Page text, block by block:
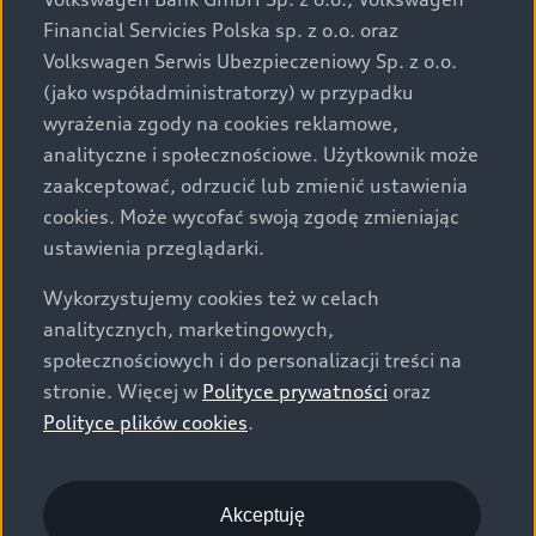
za dopłatą. Wiążące ustalenie ceny, wyposażenia i
specyfikacji pojazdu następują w umowie sprzedaży, a
określenie parametrów technicznych zawiera
świadectwo homologacji typu pojazdu. Zastrzegamy
sobie prawo do zmian i pomyłek. Wszelkie informacje
prezentowane na stronie są aktualne na dzień ich
zamieszczania. W celu uzyskania najnowszych
informacji prosimy kontaktować się z Partnerem Marki
Audi.
Wszystkie produkowane obecnie samochody marki Audi
są wykonywane z materiałów spełniających pod
względem możliwości odzysku i recyklingu wymagania
określone w normie ISO 22628 i są zgodne z
europejskimi świadectwami homologacji wydanymi wg
o.o. podlega obowiązkowi zapewnienia wszystkim
użytkownikom samochodów marki Volkswagen sieci
Financial Servicies Polska sp. z o.o. oraz
Volkswagen Serwis Ubezpieczeniowy Sp. z o.o.
(jako współadministratorzy) w przypadku
wyrażenia zgody na cookies reklamowe,
analityczne i społecznościowe. Użytkownik może
zaakceptować, odrzucić lub zmienić ustawienia
cookies. Może wycofać swoją zgodę zmieniając
ustawienia przeglądarki.
Wykorzystujemy cookies też w celach
analitycznych, marketingowych,
społecznościowych i do personalizacji treści na
stronie. Więcej w Polityce prywatności oraz
Polityce plików cookies.
Akceptuję